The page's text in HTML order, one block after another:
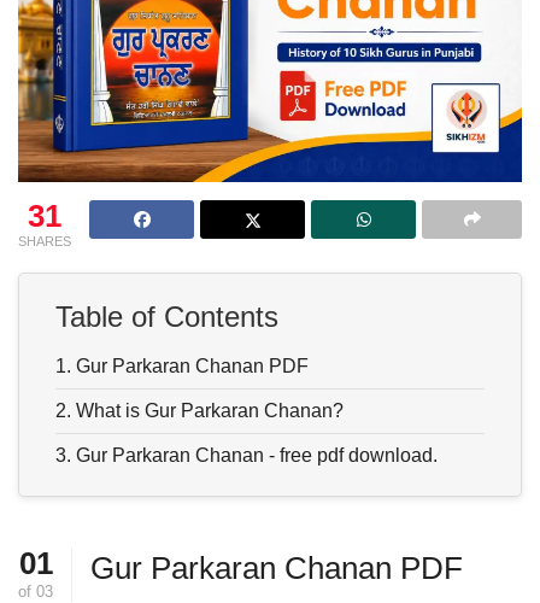
31
SHARES
Table of Contents
1. Gur Parkaran Chanan PDF
2. What is Gur Parkaran Chanan?
3. Gur Parkaran Chanan - free pdf download.
01
of 03
Gur Parkaran Chanan PDF